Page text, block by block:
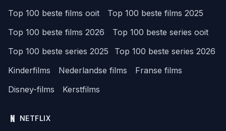
Top 100 beste films ooit
Top 100 beste films 2025
Top 100 beste films 2026
Top 100 beste series ooit
Top 100 beste series 2025
Top 100 beste series 2026
Kinderfilms
Nederlandse films
Franse films
Disney-films
Kerstfilms
NETFLIX